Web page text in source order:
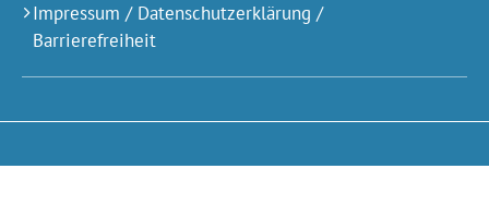
Impressum / Datenschutzerklärung /
Barrierefreiheit